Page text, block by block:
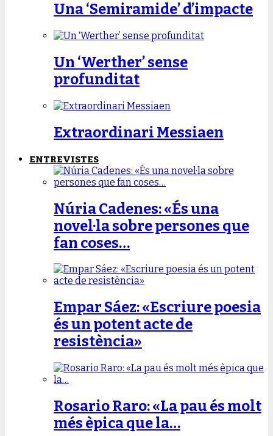
Una ‘Semiramide’ d’impacte
Un ‘Werther’ sense
profunditat
Extraordinari Messiaen
ENTREVISTES
Núria Cadenes: «És una
novel·la sobre persones que
fan coses…
Empar Sáez: «Escriure poesia
és un potent acte de
resistència»
Rosario Raro: «La pau és molt
més èpica que la…